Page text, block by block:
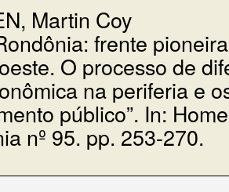
Martin Coy
frente
O processo de
na periferia e
público”. In:
nº 95. pp. 253-270.